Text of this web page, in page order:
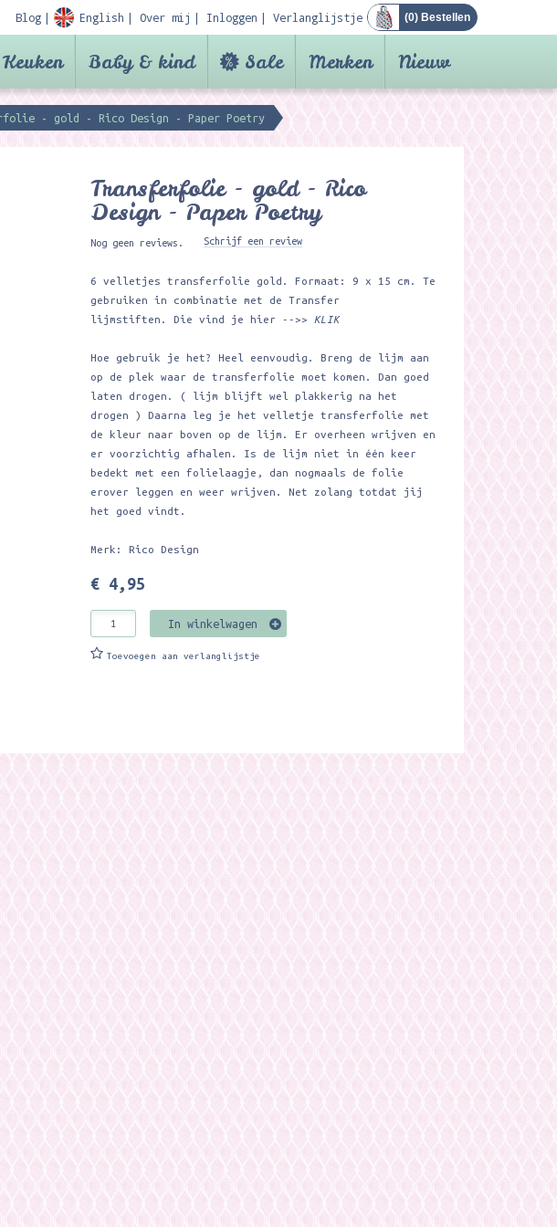
Blog English Over mij Inloggen Verlanglijstje (0) Bestellen
Baby & kind Sale Merken Nieuw
- gold - Rico Design - Paper Poetry
Transferfolie - gold - Rico
Design - Paper Poetry
Nog geen reviews. Schrijf een review
6 velletjes transferfolie gold. Formaat: 9 x 15 cm. Te
gebruiken in combinatie met de Transfer
lijmstiften. Die vind je hier -->> KLIK
Hoe gebruik je het? Heel eenvoudig. Breng de lijm aan
op de plek waar de transferfolie moet komen. Dan goed
laten drogen. ( lijm blijft wel plakkerig na het
drogen ) Daarna leg je het velletje transferfolie met
de kleur naar boven op de lijm. Er overheen wrijven en
er voorzichtig afhalen. Is de lijm niet in één keer
bedekt met een folielaagje, dan nogmaals de folie
erover leggen en weer wrijven. Net zolang totdat jij
het goed vindt.
Merk: Rico Design
€ 4,95
In winkelwagen
Toevoegen aan verlanglijstje